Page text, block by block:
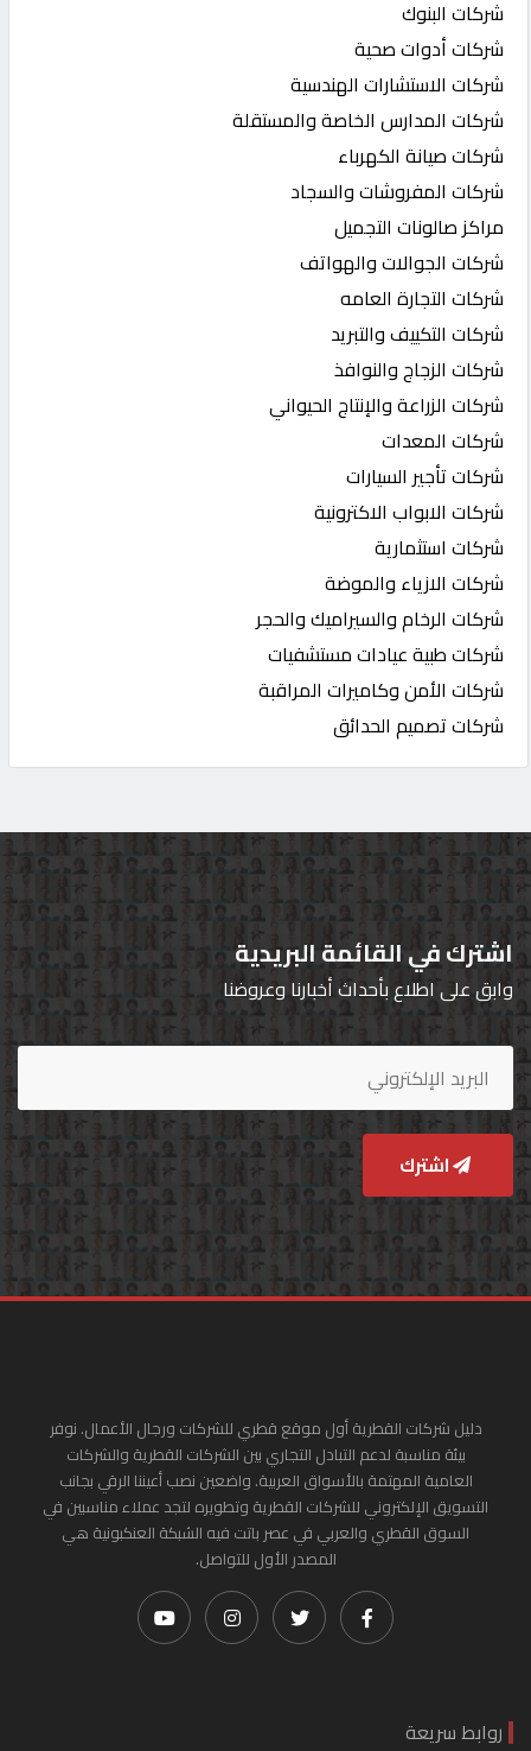
شركات البنوك
شركات أدوات صحية
شركات الاستشارات الهندسية
شركات المدارس الخاصة والمستقلة
شركات صيانة الكهرباء
شركات المفروشات والسجاد
مراكز صالونات التجميل
شركات الجوالات والهواتف
شركات التجارة العامه
شركات التكييف والتبريد
شركات الزجاج والنوافذ
شركات الزراعة والإنتاج الحيواني
شركات المعدات
شركات تأجير السيارات
شركات الابواب الاكترونية
شركات استثمارية
شركات الازياء والموضة
شركات الرخام والسيراميك والحجر
شركات طبية عيادات مستشفيات
شركات الأمن وكاميرات المراقبة
شركات تصميم الحدائق
اشترك في القائمة البريدية
وابق على اطلاع بأحداث أخبارنا وعروضنا
اشترك
دليل شركات القطرية أول موقع قطري للشركات ورجال الأعمال. نوفر
بيئة مناسبة لدعم التبادل التجاري بين الشركات القطرية والشركات
العامية المهتمة بالأسواق العربية. واضعين نصب أعيننا الرقي بجانب
التسويق الإلكتروني للشركات القطرية وتطويره لتجد عملاء مناسبين في
السوق القطري والعربي في عصر باتت فيه الشبكة العنكبونية هي
المصدر الأول للتواصل.
روابط سريعة